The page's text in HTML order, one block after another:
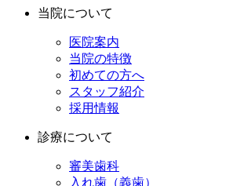
当院について
医院案内
当院の特徴
初めての方へ
スタッフ紹介
採用情報
診療について
審美歯科
入れ歯（義歯）